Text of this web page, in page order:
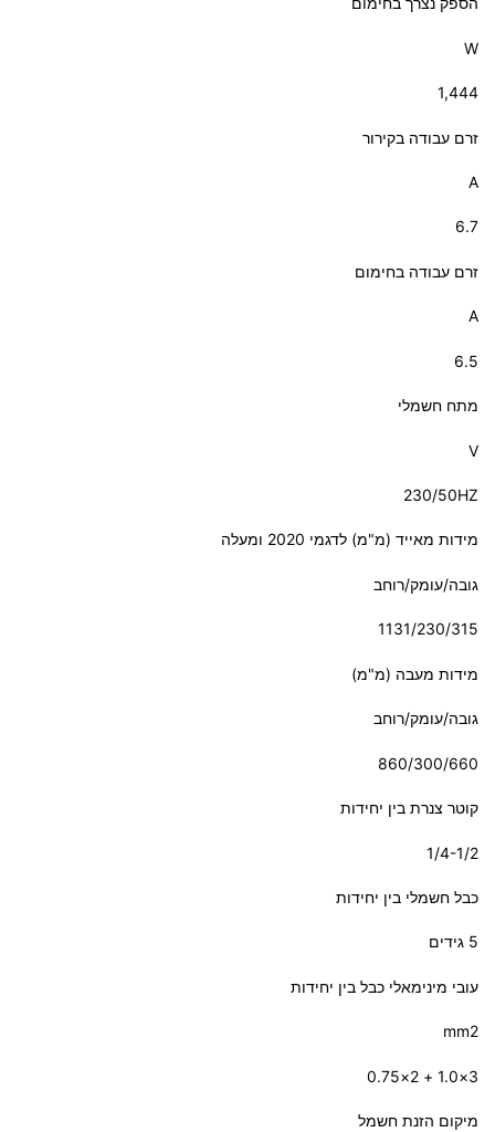
W
1,444
זרם עבודה בקירור
A
6.7
זרם עבודה בחימום
A
6.5
מתח חשמלי
V
230/50HZ
מידות מאייד (מ"מ) לדגמי 2020 ומעלה
גובה/עומק/רוחב
1131/230/315
מידות מעבה (מ"מ)
גובה/עומק/רוחב
860/300/660
קוטר צנרת בין יחידות
1/4-1/2
כבל חשמלי בין יחידות
5 גידים
עובי מינימאלי כבל בין יחידות
mm2
3×1.0 + 2×0.75
מיקום הזנת חשמל